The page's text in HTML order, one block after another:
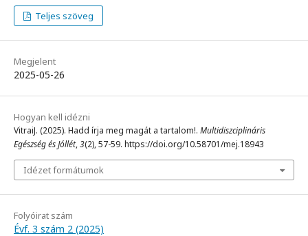
Teljes szöveg
Megjelent
2025-05-26
Hogyan kell idézni
VitraiJ. (2025). Hadd írja meg magát a tartalom!. Multidiszciplináris
Egészség és Jóllét,3(2), 57-59. https://doi.org/10.58701/mej.18943
Idézet formátumok
Folyóirat szám
Évf. 3 szám 2 (2025)